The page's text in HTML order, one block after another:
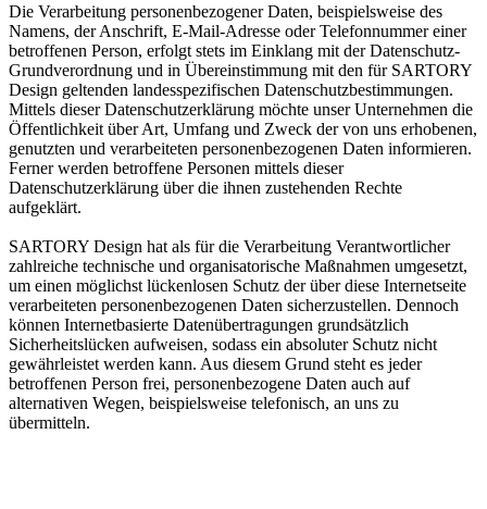
Die Verarbeitung personenbezogener Daten, beispielsweise des
Namens, der Anschrift, E-Mail-Adresse oder Telefonnummer einer
betroffenen Person, erfolgt stets im Einklang mit der Datenschutz-
Grundverordnung und in Übereinstimmung mit den für SARTORY
Design geltenden landesspezifischen Datenschutzbestimmungen.
Mittels dieser Datenschutzerklärung möchte unser Unternehmen die
Öffentlichkeit über Art, Umfang und Zweck der von uns erhobenen,
genutzten und verarbeiteten personenbezogenen Daten informieren.
Ferner werden betroffene Personen mittels dieser
Datenschutzerklärung über die ihnen zustehenden Rechte
aufgeklärt.
SARTORY Design hat als für die Verarbeitung Verantwortlicher
zahlreiche technische und organisatorische Maßnahmen umgesetzt,
um einen möglichst lückenlosen Schutz der über diese Internetseite
verarbeiteten personenbezogenen Daten sicherzustellen. Dennoch
können Internetbasierte Datenübertragungen grundsätzlich
Sicherheitslücken aufweisen, sodass ein absoluter Schutz nicht
gewährleistet werden kann. Aus diesem Grund steht es jeder
betroffenen Person frei, personenbezogene Daten auch auf
alternativen Wegen, beispielsweise telefonisch, an uns zu
übermitteln.